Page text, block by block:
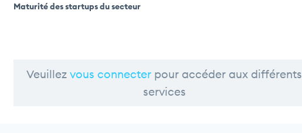
Maturité des startups du secteur
Veuillez vous connecter pour accéder aux différents
services